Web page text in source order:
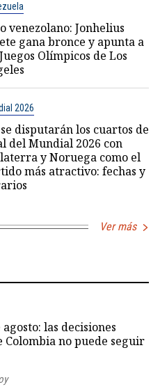
venezolano: Jonhelius
gana bronce y apunta a
Olímpicos de Los
2026
disputarán los cuartos de
del Mundial 2026 con
y Noruega como el
más atractivo: fechas y
Ver más
las decisiones
Colombia no puede seguir